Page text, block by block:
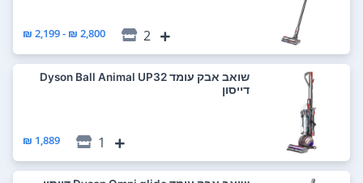
2
2,800 ₪ - 2,199 ₪
‏שואב אבק עומד Dyson Ball Animal UP32
דייסון
1
1,889 ₪